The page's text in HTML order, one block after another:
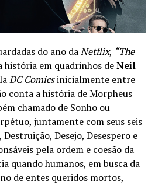
do ano daNetflix, “The
história em quadrinhos deNeil
DC Comicsinicialmente entre
conta a história de Morpheus
chamado de Sonho ou
juntamente com seus seis
Desejo, Desespero e
pela ordem e coesão da
quando humanos, em busca da
de entes queridos mortos,